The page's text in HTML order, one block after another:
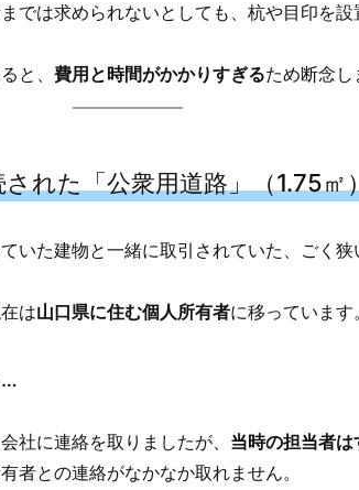
では求められないとしても、杭や目印を設
と、 費用と時間がかかりすぎるため断念し
れた「公衆用道路」（1.75㎡）
いた建物と一緒に取引されていた、ごく
は山口県に住む個人所有者に移っています。
…
社に連絡を取りましたが、 当時の担当者
者との連絡がなかなか取れません。